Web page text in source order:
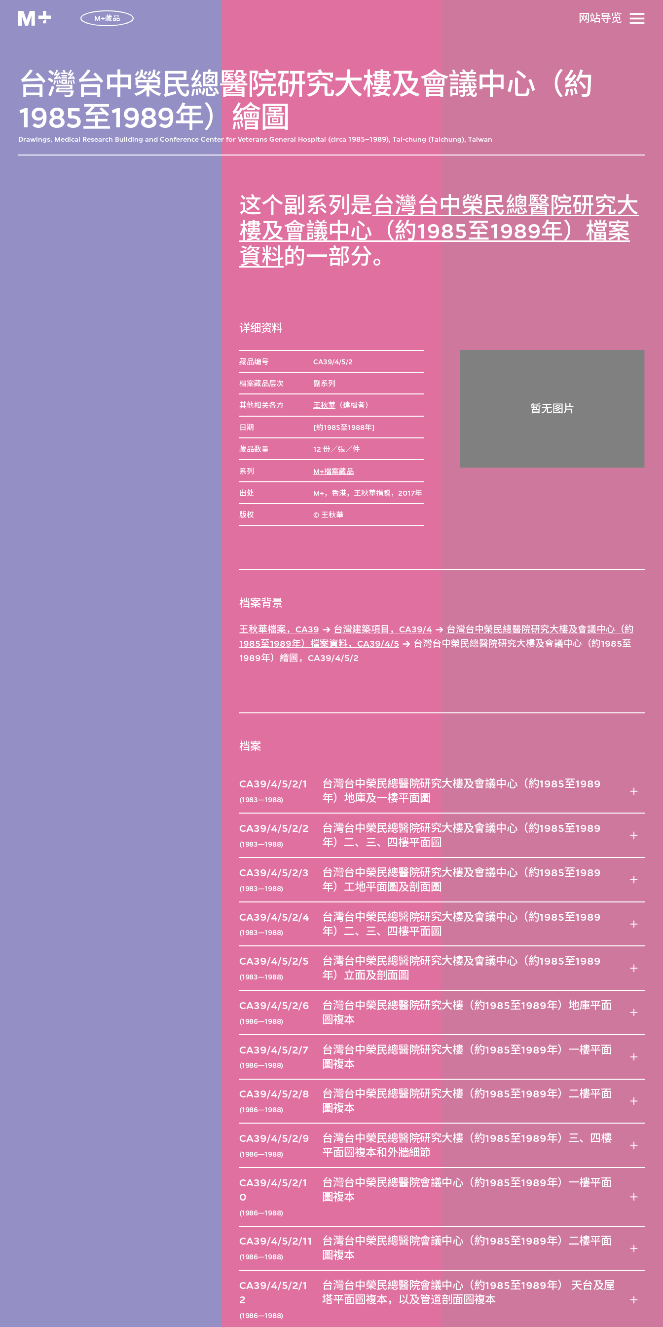
M+藏品 网站导览
台灣台中榮民總醫院研究大樓及會議中心（約
1985至1989年）繪圖
Drawings, Medical Research Building and Conference Center for Veterans General Hospital (circa 1985–1989), Tai-chung (Taichung), Taiwan
这个副系列是台灣台中榮民總醫院研究大
樓及會議中心（約1985至1989年）檔案
資料的一部分。
详细资料
藏品编号 CA39/4/5/2
档案藏品层次 副系列
其他相关各方 王秋華（建檔者）
日期 [約1985至1988年]
藏品数量 12 份／張／件
系列 M+檔案藏品
出处 M+，香港，王秋華捐贈，2017年
版权 © 王秋華
档案背景
王秋華檔案，CA39 台灣建築項目，CA39/4
台灣台中榮民總醫院研究大樓及會議中心（約
1985至1989年）檔案資料，CA39/4/5
台灣台中榮民總醫院研究大樓及會議中心（約1985至
1989年）繪圖，CA39/4/5/2
档案
CA39/4/5/2/1
(1983—1988)
台灣台中榮民總醫院研究大樓及會議中心（約1985至1989
年）地庫及一樓平面圖
CA39/4/5/2/2
(1983—1988)
台灣台中榮民總醫院研究大樓及會議中心（約1985至1989
年）二、三、四樓平面圖
CA39/4/5/2/3
(1983—1988)
台灣台中榮民總醫院研究大樓及會議中心（約1985至1989
年）工地平面圖及剖面圖
CA39/4/5/2/4
(1983—1988)
台灣台中榮民總醫院研究大樓及會議中心（約1985至1989
年）二、三、四樓平面圖
CA39/4/5/2/5
(1983—1988)
台灣台中榮民總醫院研究大樓及會議中心（約1985至1989
年）立面及剖面圖
CA39/4/5/2/6
(1986—1988)
台灣台中榮民總醫院研究大樓（約1985至1989年）地庫平面
圖複本
CA39/4/5/2/7
(1986—1988)
台灣台中榮民總醫院研究大樓（約1985至1989年）一樓平面
圖複本
CA39/4/5/2/8
(1986—1988)
台灣台中榮民總醫院研究大樓（約1985至1989年）二樓平面
圖複本
CA39/4/5/2/9
(1986—1988)
台灣台中榮民總醫院研究大樓（約1985至1989年）三、四樓
平面圖複本和外牆細節
CA39/4/5/2/1
0
(1986—1988)
台灣台中榮民總醫院會議中心（約1985至1989年）一樓平面
圖複本
CA39/4/5/2/11
(1986—1988)
台灣台中榮民總醫院會議中心（約1985至1989年）二樓平面
圖複本
CA39/4/5/2/1
2
(1986—1988)
台灣台中榮民總醫院會議中心（約1985至1989年） 天台及屋
塔平面圖複本，以及管道剖面圖複本